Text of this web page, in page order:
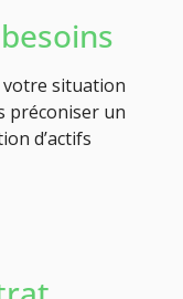
situation
préconiser un
d’actifs